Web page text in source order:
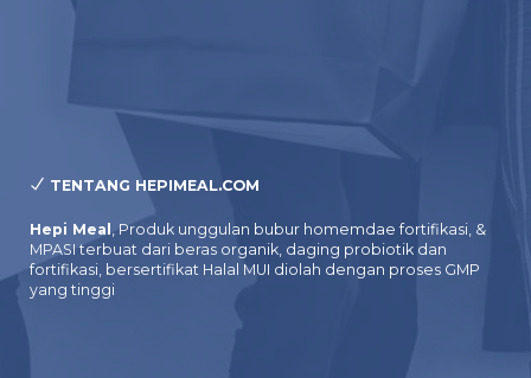
TENTANG HEPIMEAL.COM
Hepi Meal , Produk unggulan bubur homemdae fortifikasi, &
MPASI terbuat dari beras organik, daging probiotik dan
fortifikasi, bersertifikat Halal MUI diolah dengan proses GMP
yang tinggi